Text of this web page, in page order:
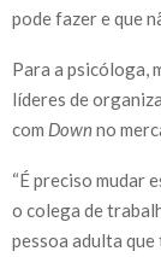
pode fazer e que
Para a psicóloga,
líderes de
com Downno
“É preciso mudar
o colega de
pessoa adulta que